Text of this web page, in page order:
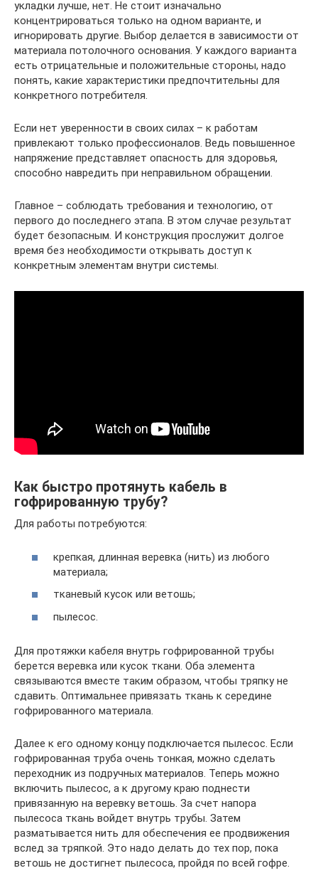
укладки лучше, нет. Не стоит изначально
концентрироваться только на одном варианте, и
игнорировать другие. Выбор делается в зависимости от
материала потолочного основания. У каждого варианта
есть отрицательные и положительные стороны, надо
понять, какие характеристики предпочтительны для
конкретного потребителя.
Если нет уверенности в своих силах – к работам
привлекают только профессионалов. Ведь повышенное
напряжение представляет опасность для здоровья,
способно навредить при неправильном обращении.
Главное – соблюдать требования и технологию, от
первого до последнего этапа. В этом случае результат
будет безопасным. И конструкция прослужит долгое
время без необходимости открывать доступ к
конкретным элементам внутри системы.
Как быстро протянуть кабель в
гофрированную трубу?
Для работы потребуются:
крепкая, длинная веревка (нить) из любого
материала;
тканевый кусок или ветошь;
пылесос.
Для протяжки кабеля внутрь гофрированной трубы
берется веревка или кусок ткани. Оба элемента
связываются вместе таким образом, чтобы тряпку не
сдавить. Оптимальнее привязать ткань к середине
гофрированного материала.
Далее к его одному концу подключается пылесос. Если
гофрированная труба очень тонкая, можно сделать
переходник из подручных материалов. Теперь можно
включить пылесос, а к другому краю поднести
привязанную на веревку ветошь. За счет напора
пылесоса ткань войдет внутрь трубы. Затем
разматывается нить для обеспечения ее продвижения
вслед за тряпкой. Это надо делать до тех пор, пока
ветошь не достигнет пылесоса, пройдя по всей гофре.